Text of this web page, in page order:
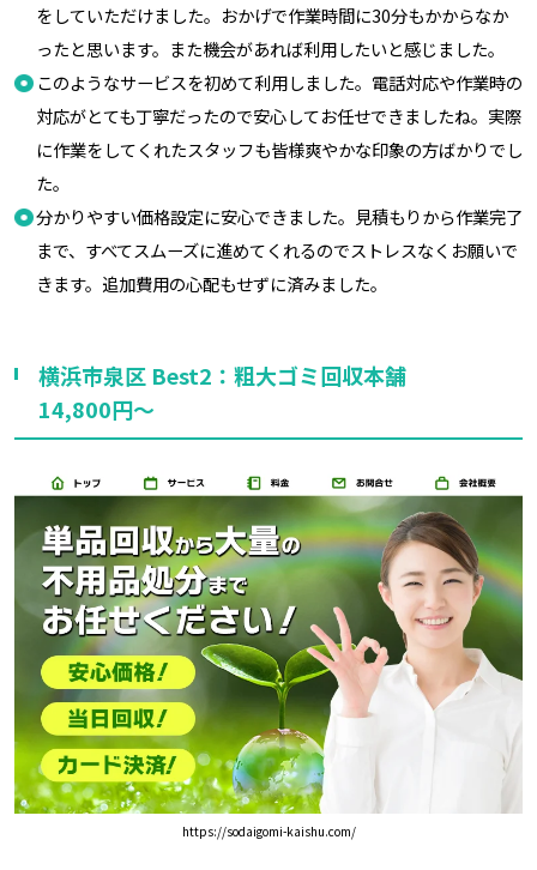
をしていただけました。おかげで作業時間に30分もかからなか
ったと思います。また機会があれば利用したいと感じました。
このようなサービスを初めて利用しました。電話対応や作業時の
対応がとても丁寧だったので安心してお任せできましたね。実際
に作業をしてくれたスタッフも皆様爽やかな印象の方ばかりでし
た。
分かりやすい価格設定に安心できました。見積もりから作業完了
まで、すべてスムーズに進めてくれるのでストレスなくお願いで
きます。追加費用の心配もせずに済みました。
横浜市泉区 Best2：粗大ゴミ回収本舗
14,800円～
https://sodaigomi-kaishu.com/